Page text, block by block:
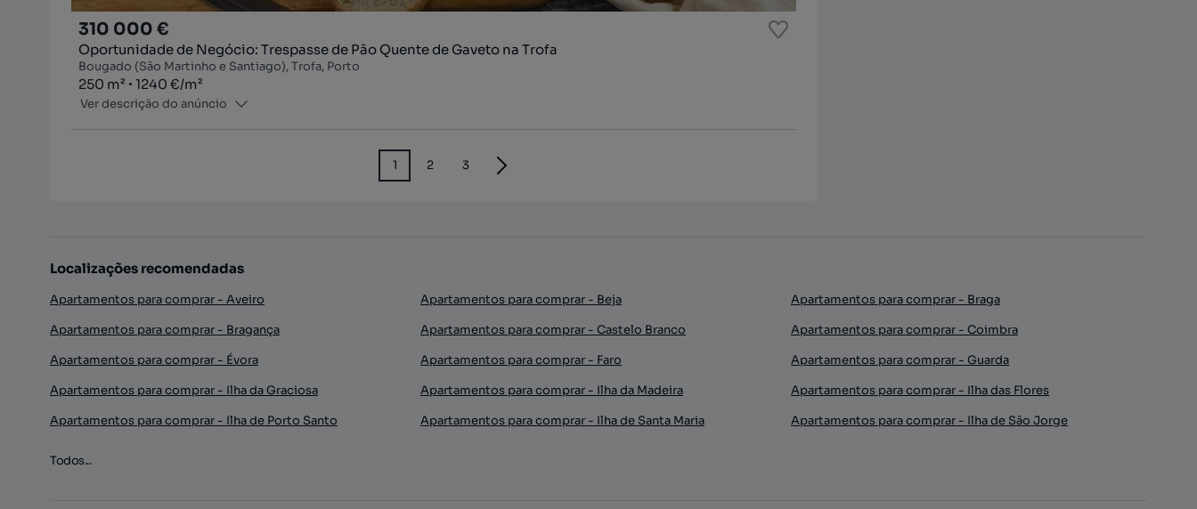
310 000 €
Oportunidade de Negócio: Trespasse de Pão Quente de Gaveto na Trofa
Bougado (São Martinho e Santiago), Trofa, Porto
Zona
250 m²
Preço por metro quadrado
1240 €/m²
Ver descrição do anúncio
1 2 3
Localizações recomendadas
Apartamentos para comprar - Aveiro Apartamentos para comprar - Beja
Apartamentos para comprar - Braga
Apartamentos para comprar - Bragança
Apartamentos para comprar - Castelo Branco
Apartamentos para comprar - Coimbra
Apartamentos para comprar - Évora
Apartamentos para comprar - Faro
Apartamentos para comprar - Guarda
Apartamentos para comprar - Ilha da Graciosa
Apartamentos para comprar - Ilha da Madeira
Apartamentos para comprar - Ilha das Flores
Apartamentos para comprar - Ilha de Porto Santo
Apartamentos para comprar - Ilha de Santa Maria Apartamentos para comprar - Ilha de São Jorge
Todos...